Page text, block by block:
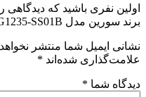
اولین نفری باشید که
برند سورین مدل G1235-SS01B”
نشانی ایمیل شما منتشر
علامت‌گذاری شده‌اند *
دیدگاه شما *